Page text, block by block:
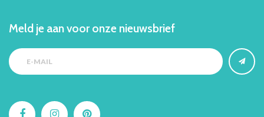
Meld je aan voor onze nieuwsbrief